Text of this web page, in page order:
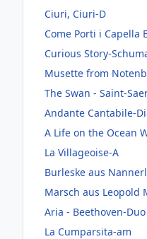
Ciuri, Ciuri-D
Come Porti i Capella
Curious Story-
Musette from
The Swan - Saint-
Andante Cantabile-
A Life on the Ocean
La Villageoise-A
Burleske aus
Marsch aus Leopold
Aria - Beethoven-Duo
La Cumparsita-am